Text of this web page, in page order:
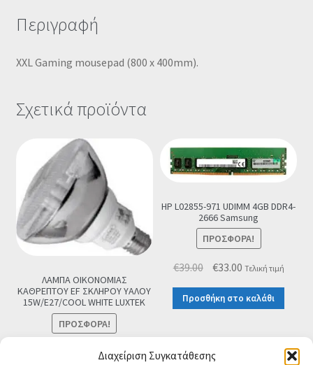
Διαχείριση Συγκατάθεσης
Περιγραφή
XXL Gaming mousepad (800 x 400mm).
Σχετικά προϊόντα
ΛΑΜΠΑ ΟΙΚΟΝΟΜΙΑΣ
ΚΑΘΡΕΠΤΟΥ EF ΣΚΛΗΡΟΥ ΥΑΛΟΥ
15W/E27/COOL WHITE LUXTEK
ΠΡΟΣΦΟΡΆ!
OriginalΗΤελική τιμή
HP L02855-971 UDIMM 4GB DDR4-
2666 Samsung
ΠΡΟΣΦΟΡΆ!
€39.00 Original
was:
€33.00Η
τιμή
€33.00.
Τελική τιμή
Προσθήκη στο καλάθι